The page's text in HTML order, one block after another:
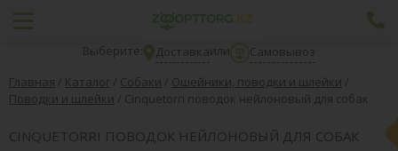
Выберите: Доставкаили
Самовывоз
Главная / Каталог / Собаки / Ошейники, поводки и шлейки /
Поводки и шлейки / Cinquetorri поводок нейлоновый для собак
CINQUETORRI ПОВОДОК НЕЙЛОНОВЫЙ ДЛЯ СОБАК